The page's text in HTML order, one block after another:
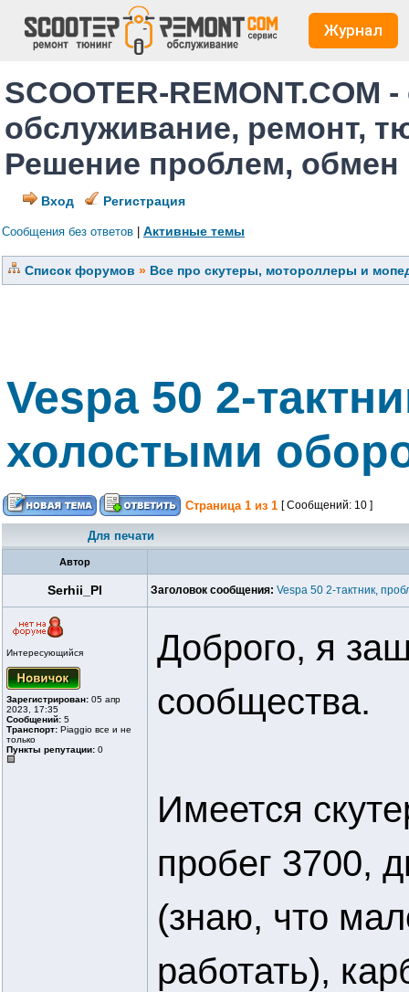
Журнал
SCOOTER-REMONT.COM
обслуживание, ремонт,
Решение проблем,
Вход Регистрация
Сообщения без ответов Активные темы
Список форумов » Все про скутеры, мотороллеры и
Vespa 50 2-
холостыми
Страница 1 из 1 [ Сообщений: 10 ]
Для печати
Автор
Serhii_Pl Заголовок сообщения: Vespa 50 2-тактник,
Интересующийся
Зарегистрирован: 05 апр
2023, 17:35
Сообщений: 5
Транспорт: Piaggio все и не
только
Пункты репутации: 0
Доброго, я
сообщества.
Имеется
пробег 3700,
(знаю, что
работать),